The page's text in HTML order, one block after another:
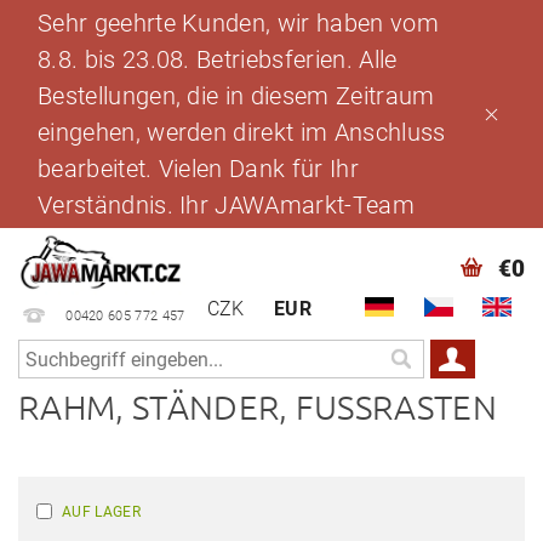
Sehr geehrte Kunden, wir haben vom
8.8. bis 23.08. Betriebsferien. Alle
Bestellungen, die in diesem Zeitraum
eingehen, werden direkt im Anschluss
bearbeitet. Vielen Dank für Ihr
Verständnis. Ihr JAWAmarkt-Team
00420 605 772 457 CZK EUR
€0
RAHM, STÄNDER, FUSSRASTEN
AUF LAGER